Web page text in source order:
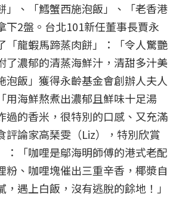
」、「鱈蟹西施泡飯」、「老香港
下2盤。台北101新任董事長賈永
「龍蝦馬蹄蒸肉餅」：「令人驚艷
了濃郁的清蒸海鮮汁，清甜多汁美
泡飯」獲得永齡基金會創辦人夫人
用海鮮熬煮出濃郁且鮮味十足湯
過的香米，很特別的口感、又充滿
評論家高琹雯（Liz），特別欣賞
：「咖哩是鄔海明師傅的港式老配
粉、咖哩塊催出三重辛香，椰漿自
，遇上白飯，沒有逃脫的餘地！」